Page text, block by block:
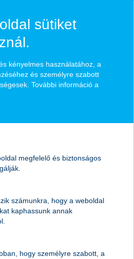
a K&H Bank
sütiket
kényelmes használatához, a
és személyre szabott
További információ a
megfelelő és biztonságos
számunkra, hogy a weboldal
kaphassunk annak
hogy személyre szabott, a